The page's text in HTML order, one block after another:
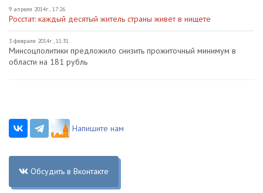
9 апреля 2014г., 17:26
Росстат: каждый десятый житель страны живет в нищете
3 февраля 2014г., 11:31
Минсоцполитики предложило снизить прожиточный минимум в
области на 181 рубль
Напишите нам
Обсудить в Вконтакте